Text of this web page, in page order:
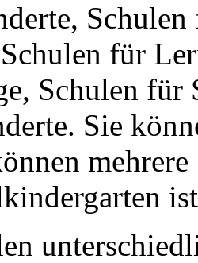
für
Schulen für
Sie